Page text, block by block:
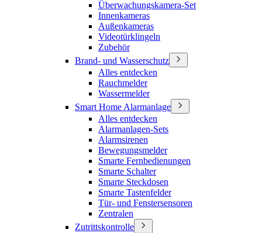
Überwachungskamera-Set
Innenkameras
Außenkameras
Videotürklingeln
Zubehör
Brand- und Wasserschutz
Alles entdecken
Rauchmelder
Wassermelder
Smart Home Alarmanlage
Alles entdecken
Alarmanlagen-Sets
Alarmsirenen
Bewegungsmelder
Smarte Fernbedienungen
Smarte Schalter
Smarte Steckdosen
Smarte Tastenfelder
Tür- und Fenstersensoren
Zentralen
Zutrittskontrolle